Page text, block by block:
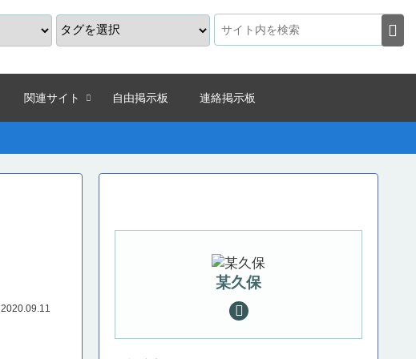
関連サイト 自由掲示板 連絡掲示板
2020.09.11
某久保